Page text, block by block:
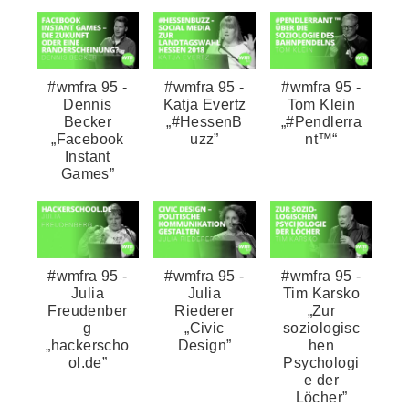
#wmfra 95 -
Dennis
Becker
„Facebook
Instant
Games”
#wmfra 95 -
Katja Evertz
„#HessenB
uzz”
#wmfra 95 -
Tom Klein
„#Pendlerra
nt™“
#wmfra 95 -
Julia
Freudenber
g
„hackerscho
ol.de”
#wmfra 95 -
Julia
Riederer
„Civic
Design”
#wmfra 95 -
Tim Karsko
„Zur
soziologisc
hen
Psychologi
e der
Löcher”